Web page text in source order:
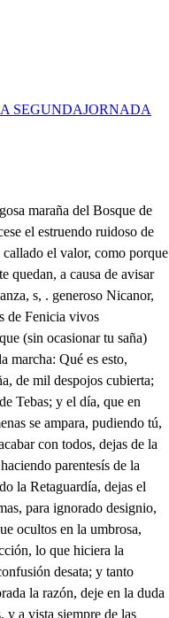
SEGUNDAJORNADA
a lebas por una carta, de quien confidente mío a uno sirve, a otro acompaña, supe ayer, a que se añade la voz, de cuanto forzada, solo por la conveniencia de sus vasallos, se casa: con que viendo por un lado la cólera, no olvidada de mis primeros rencores, a quien sirve la desgracia de perder Dama, y Corona; y por otro las dos causas de saber que no me olvida, y ver que hay poder que arrastra su elección contra su arbitrio, atenta a todo mi saña, después de vencer las fuerzas de Lidoro en la campaña, quiere ver si la cautela ayuda a la confianza. Este bosque, que a la vista de Tebas es atalaya verde del campo, es la senda por donde Licaón pasa con Ariclea; y en cuya frondosidad emboscada mi gente, ha de deshacer el convoy con que la guarda; no diga el mundo, dejando a parte la circunstancia de ser dama pretendida, que yo violenté las damas: De que me servía Amintas el que vencedor de tanta presumida bizarría, vanagloriosa jactancia, con la sangre de sus hijos haga fecunda su patria, si perdiese en Ariclea el noble laurel del alma; yo no quiero en fe del logro de mi fineza obligarla a que pague la fineza: lo que quiero, es, que se valga de su arbitrio la hermosura, pues con esta acción se esmalta mas mi triunfo, pues ya el mun- sabe en su antigua alabanza, (do que sirviendo a una belleza se hace mayor un Monarca. Cese el alcance, Lidoro, recóbrese Tebas, abra sus siete puertas, admita su fuga, abrigue su infamia, pare el triunfo, pierda el día; y en fin, arriesgue la hazaña, como Ariclea, divino aliento de mi esperanza, no premie violenta, afecto, que desprecia voluntaria, pasando a ser en el nuevo empeño de amor::: Aguarda, que ese clarín es la seña de que tomando la entrada del bosque viene su gente. Monta, monta. Abanza, abanza. Ya esa voz seña es de que, observando la orden dada, toman los nuestros las bridas para ocupar las corazas. Señor, qué esperas, el día que la interpresa lograda tan de parte de tu afecto el hado está? Bien reparas. Ea, señor, a ocupar los alientos de la fama. Soldados, como Ariclea en mi poder quede, nada ay que me asuste. Pues veo que la gente, que recata el bosque, según las señas, es de las Tropas contrarias, haced alto, y desmontados, pues no pueden con las ramas manejarse los bridones, veamos qué designios traigan, pues mejor fortalecidos podremos romperlos. Arma A ellos, Penicios; y pues se valen de la ventaja de troncos, legamo, y broza, donde las Tropas montadas obrar no pueden, también dejad las bridas, y arda el Bosque a incendios, alver, que dentro de ellos le ataca, espada en mano mi enojo. Dices bien, obre la sana sin estorbos. Cierra, enviste. Arma, guerra. Ataja, ataja. Viva Tebas. Sidon viva. Guerra, arma. Suerte airada, favorece a quien en manos de la traidora inconstancia de tu rueda, tiene puestos fama, y honor, puesla fama, y el honor me importa, el que vea Lidoro, que si encarga el seguro de Ariclea a los filos de mi espada, con ella triunfante en Tebas entro, por más que indignada la cólera de Fenicia se oponga, o nunca pensara, al ver distantes sus Tropas, ser escolta, que aguardaba en el Bosque mi venida, pues así no aventurara tu vida, y mi vida! Cómo, fuerte Licaón, te tardas en salvar, como pudieres, tu persona de la infausta fuerte, en que puesto tu campo, le rompe, o le desbarata el primercho que? Sin que Arielea asegurada quede, he de volverme? Sí: pues si tú te pierdes, falta en ti el recurso, de que puedas volver a cobrarla con la gente, que de Tebas podrás sacar. Arma; arma. Victoria por Nicanor. En qué te detienes? Salva la vida. Para volver a perderla, he de guardarla, llevándole esta noticia a Lidoro. Soberana Palas, y Venus del bosque; pues ya Venus, y ya Palas, lo que matas, enamoras, y lo que enamoras, matas. Detén el desnudo acero, que inútilmente se arma contra mí, pues rendir quieres, lo que de rendir acabas. Valie